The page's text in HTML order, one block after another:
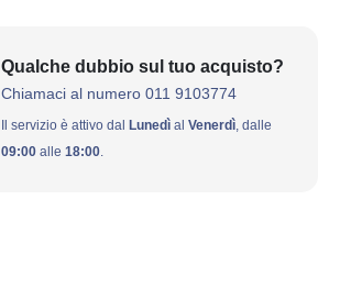
Qualche dubbio sul tuo acquisto?
Chiamaci al numero 011 9103774
Il servizio è attivo dal Lunedì al Venerdì , dalle
09:00 alle 18:00